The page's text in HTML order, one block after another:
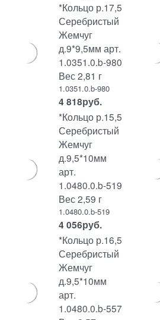
*Кольцо р.17,5
Серебристый
Жемчуг
д.9*9,5мм арт.
1.0351.0.b-980
Вес 2,81 г
1.0351.0.b-980
4 818руб.
*Кольцо р.15,5
Серебристый
Жемчуг
д.9,5*10мм
арт.
1.0480.0.b-519
Вес 2,59 г
1.0480.0.b-519
4 056руб.
*Кольцо р.16,5
Серебристый
Жемчуг
д.9,5*10мм
арт.
1.0480.0.b-557